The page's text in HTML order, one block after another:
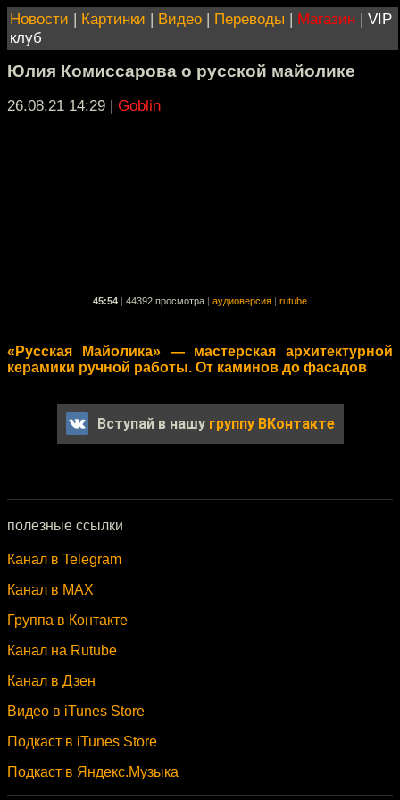
Новости | Картинки | Видео | Переводы | Магазин | VIP
клуб
Юлия Комиссарова о русской майолике
26.08.21 14:29 | Goblin
45:54 44392 просмотра аудиоверсия rutube
«Русская Майолика» — мастерская архитектурной
керамики ручной работы. От каминов до фасадов
Вступай в нашу группу ВКонтакте
полезные ссылки
Канал в Telegram
Канал в MAX
Группа в Контакте
Канал на Rutube
Канал в Дзен
Видео в iTunes Store
Подкаст в iTunes Store
Подкаст в Яндекс.Музыка